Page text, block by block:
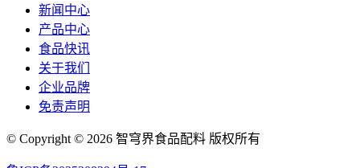
新闻中心
产品中心
食品快讯
关于我们
企业品牌
免责声明
© Copyright © 2026 智穹界食品配料 版权所有